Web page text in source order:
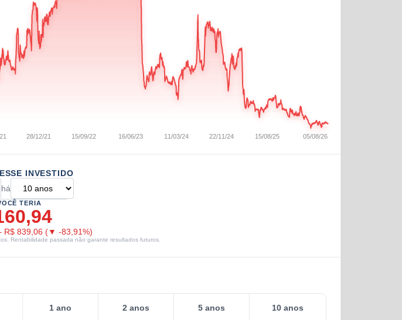
28/12/21 15/09/22 16/06/23 11/03/24 22/11/24 15/08/25 05/08/26
INVESTIDO
há
TERIA
R$ 839,06 (▼ -83,91%)
Rentabilidade passada não garante resultados futuros.
1 ano 2 anos 5 anos 10 anos